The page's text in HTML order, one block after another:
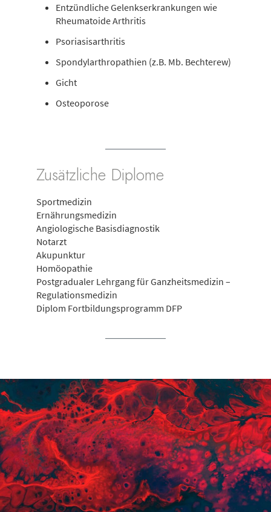
Entzündliche Gelenkserkrankungen wie
Rheumatoide Arthritis
Psoriasisarthritis
Spondylarthropathien (z.B. Mb. Bechterew)
Gicht
Osteoporose
Zusätzliche Diplome
Sportmedizin
Ernährungsmedizin
Angiologische Basisdiagnostik
Notarzt
Akupunktur
Homöopathie
Postgradualer Lehrgang für Ganzheitsmedizin –
Regulationsmedizin
Diplom Fortbildungsprogramm DFP